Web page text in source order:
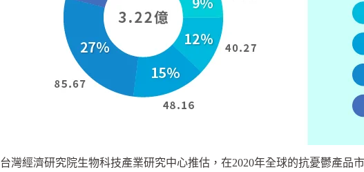
台灣經濟研究院生物科技產業研究中心推估，在2020年全球的抗憂鬱產品